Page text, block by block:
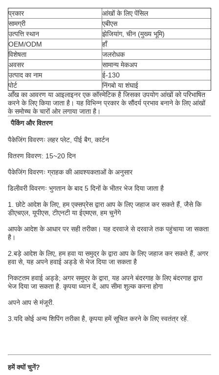
प्रकार
आंखों के लिए पेंसिल
सामग्री
एबीएस
उत्पत्ति स्थान
झेजियांग, चीन (मुख्य भूमि)
OEM/ODM
हाँ
विशेषता
जलरोधक
अवसर
सामान्य मेकअप
उत्पाद का नाम
ई-130
पोर्ट
निंगबो या शंघाई
आँख का आवरण या आइलाइनर एक कॉस्मेटिक है जिसका उपयोग आंखों को परिभाषित
करने के लिए किया जाता है। यह विभिन्न प्रकार के सौंदर्य प्रभाव बनाने के लिए आंखों
के समोच्च के चारों ओर लगाया जाता है।
पैकिंग और वितरण
पैकेजिंग विवरणः लहर प्लेट, पीई बैग, कार्टन
वितरण विवरण: 15~20 दिन
पैकेजिंग विवरणः ग्राहक की आवश्यकताओं के अनुसार
डिलीवरी विवरणः भुगतान के बाद 5 दिनों के भीतर भेज दिया जाता है
1. छोटे आदेश के लिए, हम एक्सप्रेस द्वारा आप के लिए जहाज कर सकते हैं, जैसे कि
डीएचएल, यूपीएस, टीएनटी या ईएमएस, हम चुनेंगे
आपके आदेश के आधार पर सही तरीका। यह दरवाजे से दरवाजे तक पहुंचाया जा सकता
है।
2.बड़े आदेश के लिए, हम हवा या समुद्र के द्वारा आप के लिए जहाज कर सकते हैं, अगर
हवा से, यह अपने हवाई अड्डे से भेज दिया जा सकता है
निकटतम हवाई अड्डे; अगर समुद्र के द्वारा, यह अपने बंदरगाह के लिए बंदरगाह द्वारा
भेज दिया जा सकता है. कृपया ध्यान दें, आप सीमा शुल्क करना होगा
अपने आप से मंजूरी.
3.यदि कोई अन्य शिपिंग तरीका है, कृपया हमें सूचित करने के लिए स्वतंत्र रहें.
हमें क्यों चुनें?